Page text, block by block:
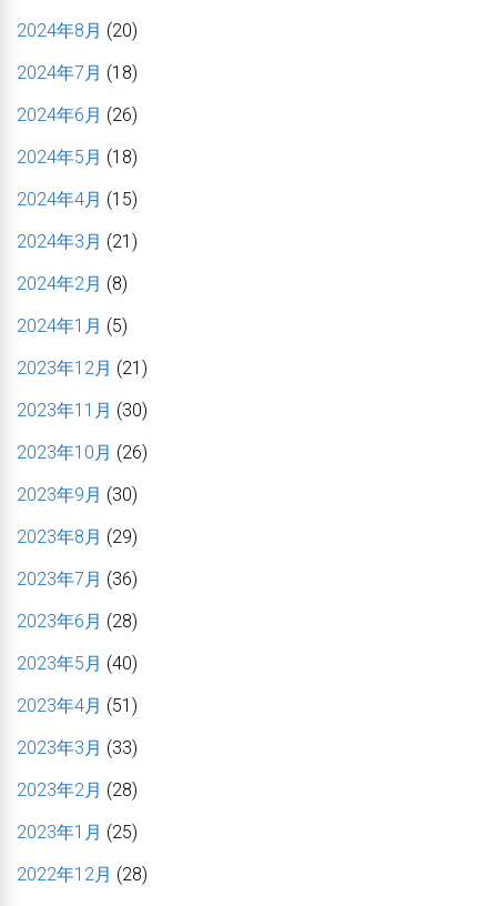
2024年8月 (20)
2024年7月 (18)
2024年6月 (26)
2024年5月 (18)
2024年4月 (15)
2024年3月 (21)
2024年2月 (8)
2024年1月 (5)
2023年12月 (21)
2023年11月 (30)
2023年10月 (26)
2023年9月 (30)
2023年8月 (29)
2023年7月 (36)
2023年6月 (28)
2023年5月 (40)
2023年4月 (51)
2023年3月 (33)
2023年2月 (28)
2023年1月 (25)
2022年12月 (28)